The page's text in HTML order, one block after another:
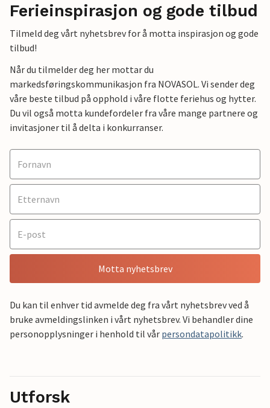
Ferieinspirasjon og gode tilbud
Tilmeld deg vårt nyhetsbrev for å motta inspirasjon og gode
tilbud!
Når du tilmelder deg her mottar du
markedsføringskommunikasjon fra NOVASOL. Vi sender deg
våre beste tilbud på opphold i våre flotte feriehus og hytter.
Du vil også motta kundefordeler fra våre mange partnere og
invitasjoner til å delta i konkurranser.
Motta nyhetsbrev
Du kan til enhver tid avmelde deg fra vårt nyhetsbrev ved å
bruke avmeldingslinken i vårt nyhetsbrev. Vi behandler dine
personopplysninger i henhold til vår persondatapolitikk.
Utforsk